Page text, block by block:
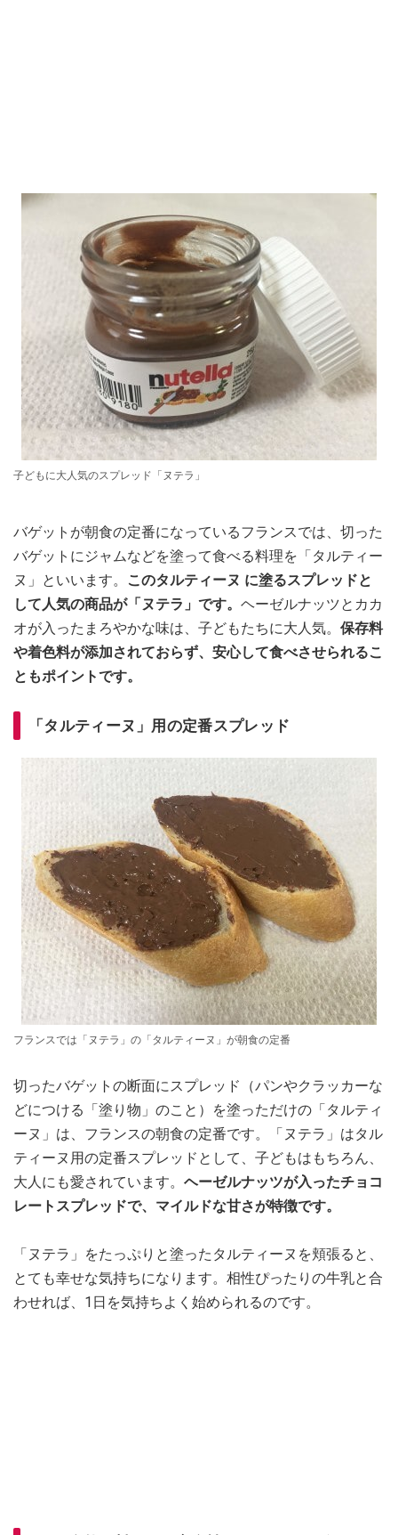
子どもに大人気のスプレッド「ヌテラ」
バゲットが朝食の定番になっているフランスでは、切った
バゲットにジャムなどを塗って食べる料理を「タルティー
ヌ」といいます。
このタルティーヌ に塗るスプレッドと
して人気の商品が「ヌテラ」です。 ヘーゼルナッツとカカ
オが入ったまろやかな味は、子どもたちに大人気。 保存料
や着色料が添加されておらず、安心して食べさせられるこ
ともポイントです。
「タルティーヌ」用の定番スプレッド
フランスでは「ヌテラ」の「タルティーヌ」が朝食の定番
切ったバゲットの断面にスプレッド（パンやクラッカーな
どにつける「塗り物」のこと）を塗っただけの「タルティ
ーヌ」は、フランスの朝食の定番です。「ヌテラ」はタル
ティーヌ用の定番スプレッドとして、子どもはもちろん、
大人にも愛されています。 ヘーゼルナッツが入ったチョコ
レートスプレッドで、マイルドな甘さが特徴です。
「ヌテラ」をたっぷりと塗ったタルティーヌを頬張ると、
とても幸せな気持ちになります。相性ぴったりの牛乳と合
わせれば、1日を気持ちよく始められるのです。